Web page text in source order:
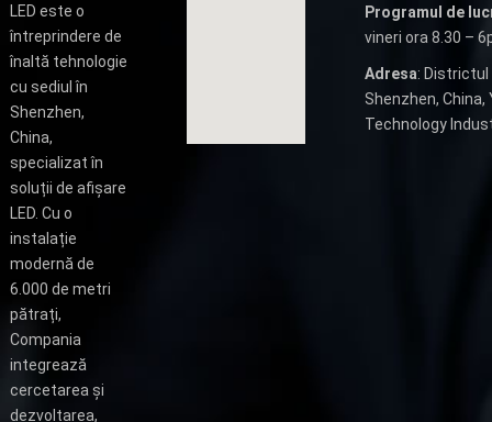
LED este o
întreprindere de
înaltă tehnologie
cu sediul în
Shenzhen,
China,
specializat în
soluții de afișare
LED. Cu o
instalație
modernă de
6.000 de metri
pătrați,
Compania
integrează
cercetarea și
dezvoltarea,
Programul de
vineri ora 8.30 –
Adresa: Districtul
Shenzhen, China,
Technology